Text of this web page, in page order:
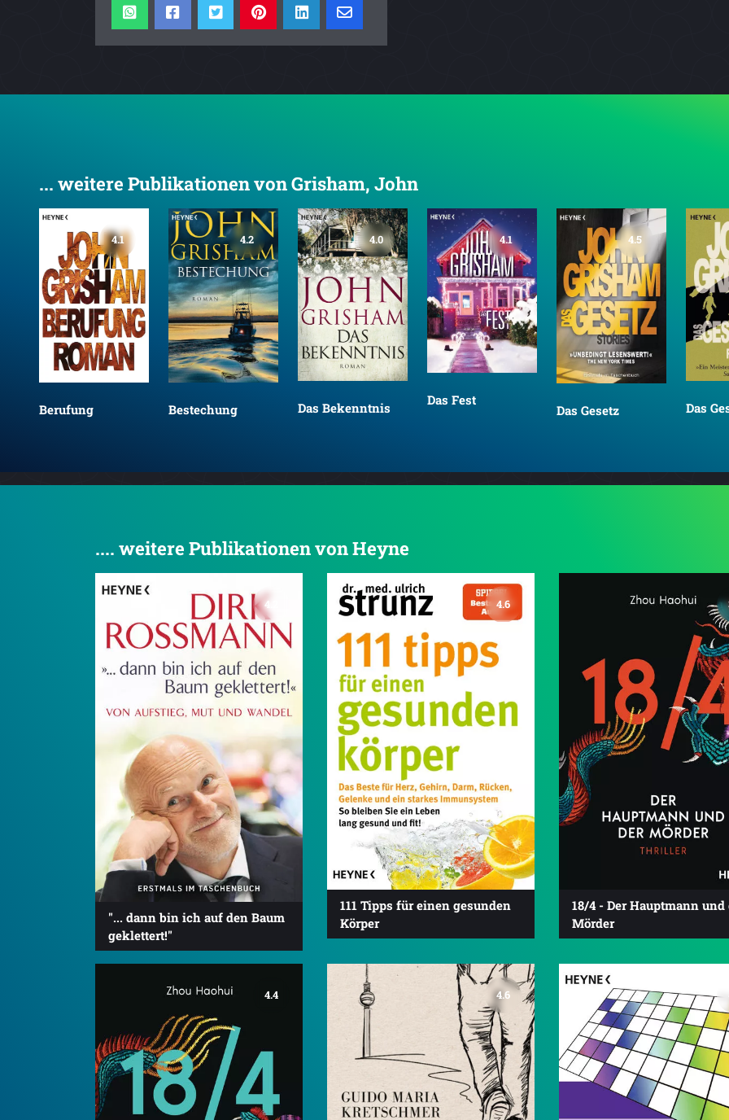
... weitere Publikationen von Grisham, John
4.1
Berufung
4.2
Bestechung
4.0
Das Bekenntnis
4.1
Das Fest
4.5
Das Gesetz Das
.... weitere Publikationen von Heyne
4.2
"... dann bin ich auf den Baum
geklettert!"
4.6
111 Tipps für einen gesunden
Körper
18/4 - Der Hauptmann und
Mörder
4.4 4.6